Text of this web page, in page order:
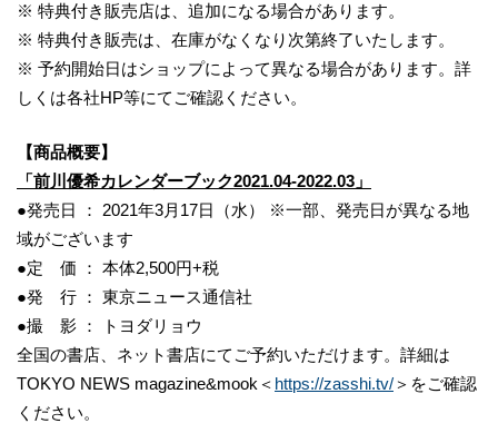
※ 特典付き販売店は、追加になる場合があります。
※ 特典付き販売は、在庫がなくなり次第終了いたします。
※ 予約開始日はショップによって異なる場合があります。詳
しくは各社HP等にてご確認ください。
【商品概要】
「前川優希カレンダーブック2021.04-2022.03」
●発売日 ： 2021年3月17日（水） ※一部、発売日が異なる地
域がございます
●定 価 ： 本体2,500円+税
●発 行 ： 東京ニュース通信社
●撮 影 ： トヨダリョウ
全国の書店、ネット書店にてご予約いただけます。詳細は
TOKYO NEWS magazine&mook＜ https://zasshi.tv/＞をご確認
ください。